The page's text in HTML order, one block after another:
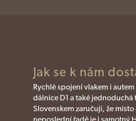
Jak se k nám
Rychlé spojení vlakem i
dálnice D1 a také
Slovenskem zaručují, že